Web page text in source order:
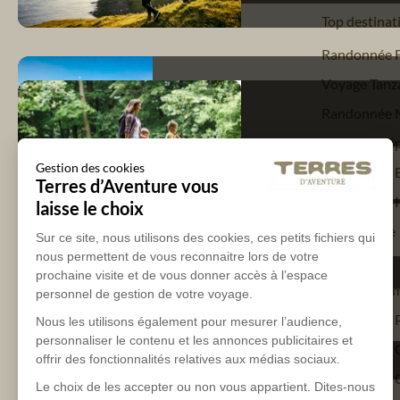
Gestion des cookies
Terres d’Aventure vous
laisse le choix
Sur ce site, nous utilisons des cookies, ces petits fichiers qui
nous permettent de vous reconnaitre lors de votre
prochaine visite et de vous donner accès à l’espace
personnel de gestion de votre voyage.
Nous les utilisons également pour mesurer l’audience,
personnaliser le contenu et les annonces publicitaires et
offrir des fonctionnalités relatives aux médias sociaux.
Le choix de les accepter ou non vous appartient. Dites-nous
Top
Randonnée
Voyage
Trekking
Randonnée
Randonnée
Trek Islande
Trek
Randonnée
Randonnée
Randonnée